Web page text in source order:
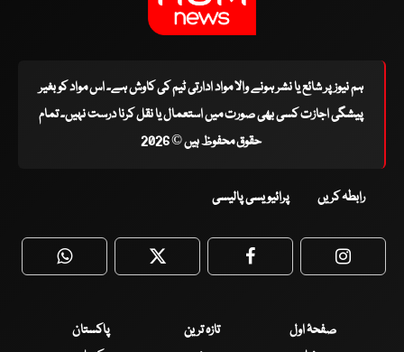
ہم نیوز پر شائع یا نشر ہونے والا مواد ادارتی ٹیم کی کاوش ہے۔ اس مواد کو بغیر
پیشگی اجازت کسی بھی صورت میں استعمال یا نقل کرنا درست نہیں۔ تمام
حقوق محفوظ ہیں © 2026
رابطہ کریں پرائیویسی پالیسی
WhatsApp Twitter Facebook
صفحۂ اول تازہ ترین
پاکستان